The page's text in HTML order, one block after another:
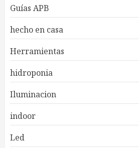
Guías APB
hecho en casa
Herramientas
hidroponia
Iluminacion
indoor
Led